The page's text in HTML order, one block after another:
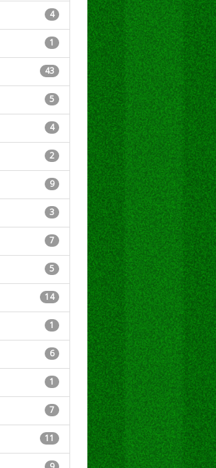
4
1
43
5
4
2
9
3
7
5
14
1
6
1
7
11